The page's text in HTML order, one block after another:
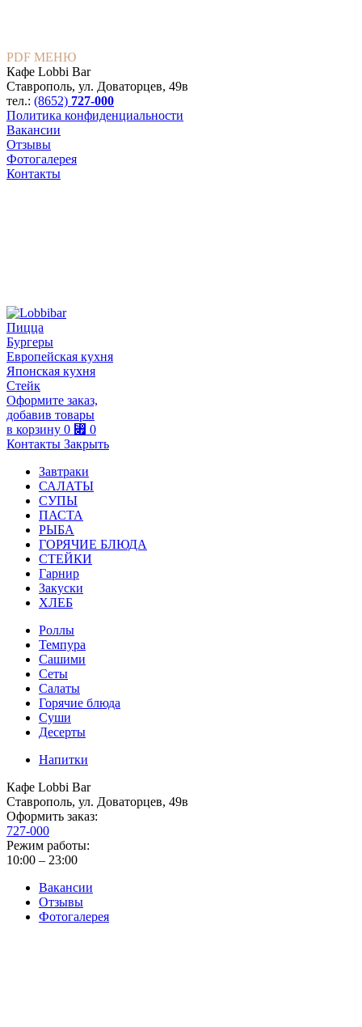
PDF МЕНЮ
Кафе Lobbi Bar
Ставрополь, ул. Доваторцев, 49в
тел.: (8652) 727-000
Политика конфиденциальности
Вакансии
Отзывы
Фотогалерея
Контакты
Пицца
Бургеры
Европейская кухня
Японская кухня
Стейк
Оформите заказ,
добавив товары
в корзину 0 ⃏ 0
Контакты Закрыть
Завтраки
САЛАТЫ
СУПЫ
ПАСТА
РЫБА
ГОРЯЧИЕ БЛЮДА
СТЕЙКИ
Гарнир
Закуски
ХЛЕБ
Роллы
Темпура
Сашими
Сеты
Салаты
Горячие блюда
Суши
Десерты
Напитки
Кафе Lobbi Bar
Ставрополь, ул. Доваторцев, 49в
Оформить заказ:
727-000
Режим работы:
10:00 – 23:00
Вакансии
Отзывы
Фотогалерея